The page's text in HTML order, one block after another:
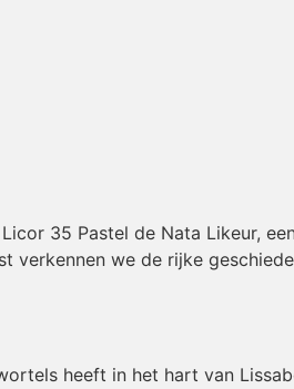
35 Pastel de Nata Likeur,
verkennen we de rijke
heeft in het hart van